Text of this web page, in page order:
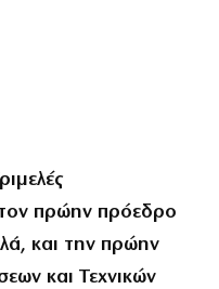
πρώην πρόεδρο
και την πρώην
και Τεχνικών